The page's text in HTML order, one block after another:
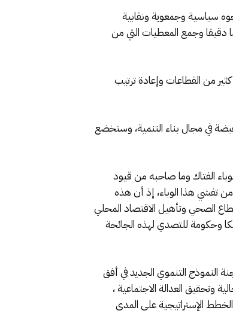
سياسية وجمعوية ونقابية
دقيقا وجمع المعطيات التي من
من القطاعات وإعادة ترتيب
في مجال بناء التنمية، وستخضع
الفتاك وما صاحبه من قيود
تفشي هذا الوباء، إذ أن هذه
الصحي وتأهيل الاقتصاد المحلي
وحكومة للتصدي لهذه الجائحة
النموذج التنموي الجديد في أفق
وتحقيق العدالة الاجتماعية ،
الإستراتيجية على المدى